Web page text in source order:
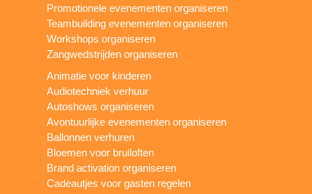
Promotionele evenementen organiseren
Teambuilding evenementen organiseren
Workshops organiseren
Zangwedstrijden organiseren
Animatie voor kinderen
Audiotechniek verhuur
Autoshows organiseren
Avontuurlijke evenementen organiseren
Ballonnen verhuren
Bloemen voor bruiloften
Brand activation organiseren
Cadeautjes voor gasten regelen